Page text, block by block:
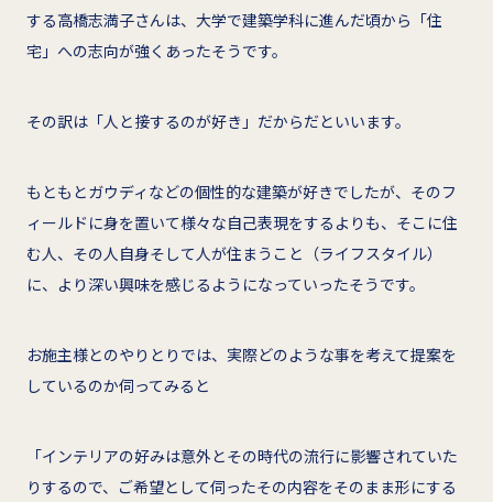
する高橋志満子さんは、大学で建築学科に進んだ頃から「住
宅」への志向が強くあったそうです。
その訳は「人と接するのが好き」だからだといいます。
もともとガウディなどの個性的な建築が好きでしたが、そのフ
ィールドに身を置いて様々な自己表現をするよりも、そこに住
む人、その人自身そして人が住まうこと（ライフスタイル）
に、より深い興味を感じるようになっていったそうです。
お施主様とのやりとりでは、実際どのような事を考えて提案を
しているのか伺ってみると
「インテリアの好みは意外とその時代の流行に影響されていた
りするので、ご希望として伺ったその内容をそのまま形にする